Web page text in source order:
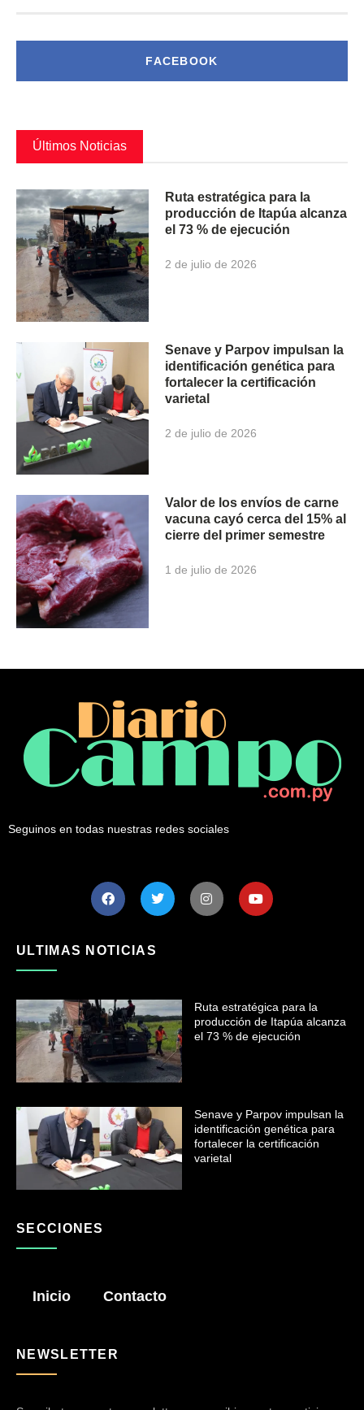
FACEBOOK
Últimos Noticias
Ruta estratégica para la
producción de Itapúa alcanza
el 73 % de ejecución
2 de julio de 2026
Senave y Parpov impulsan la
identificación genética para
fortalecer la certificación
varietal
2 de julio de 2026
Valor de los envíos de carne
vacuna cayó cerca del 15% al
cierre del primer semestre
1 de julio de 2026
Seguinos en todas nuestras redes sociales
ULTIMAS NOTICIAS
Ruta estratégica para la
producción de Itapúa alcanza
el 73 % de ejecución
Senave y Parpov impulsan la
identificación genética para
fortalecer la certificación
varietal
SECCIONES
Inicio Contacto
NEWSLETTER